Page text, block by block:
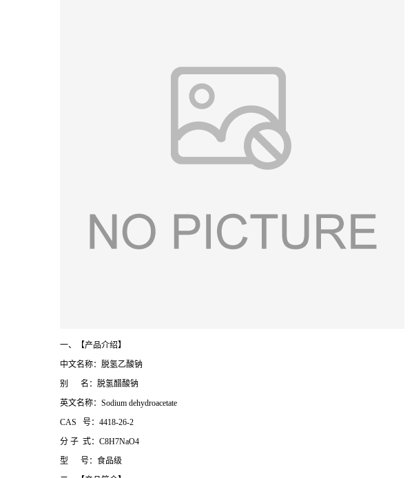
一、【产品介绍】
中文名称：脱氢乙酸钠
别 名：脱氢醋酸钠
英文名称：Sodium dehydroacetate
CAS 号：4418-26-2
分 子 式：C8H7NaO4
型 号：食品级